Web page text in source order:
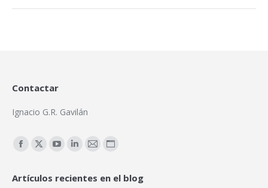
Contactar
Ignacio G.R. Gavilán
Encuéntranos en:
Facebook
opens
X
opens
YouTube
opens
Linkedin
opens
Mail
opens
Sitio
page
Artículos recientes en el blog